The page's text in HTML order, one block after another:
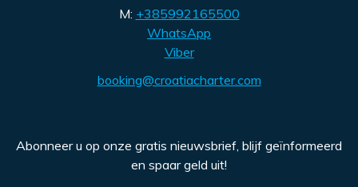
M: +385992165500
WhatsApp
Viber
booking@croatiacharter.com
Abonneer u op onze gratis nieuwsbrief, blijf geïnformeerd
en spaar geld uit!